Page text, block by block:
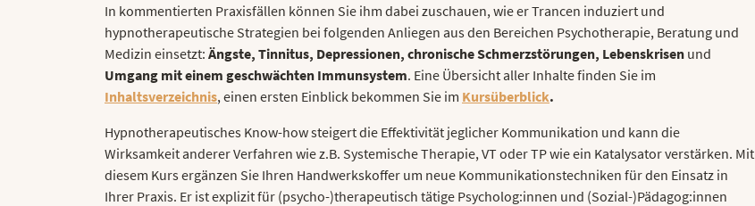
In kommentierten Praxisfällen können Sie ihm dabei zuschauen, wie er Trancen induziert und
hypnotherapeutische Strategien bei folgenden Anliegen aus den Bereichen Psychotherapie, Beratung und
Medizin einsetzt: Ängste, Tinnitus, Depressionen, chronische Schmerzstörungen, Lebenskrisen und
Umgang mit einem geschwächten Immunsystem. Eine Übersicht aller Inhalte finden Sie im
Inhaltsverzeichnis, einen ersten Einblick bekommen Sie im Kursüberblick.
Hypnotherapeutisches Know-how steigert die Effektivität jeglicher Kommunikation und kann die
Wirksamkeit anderer Verfahren wie z.B. Systemische Therapie, VT oder TP wie ein Katalysator verstärken. Mit
diesem Kurs ergänzen Sie Ihren Handwerkskoffer um neue Kommunikationstechniken für den Einsatz in
Ihrer Praxis. Er ist explizit für (psycho-)therapeutisch tätige Psycholog:innen und (Sozial-)Pädagog:innen